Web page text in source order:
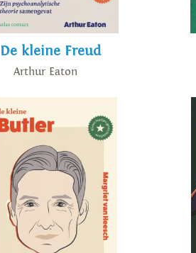
De kleine Freud
Arthur Eaton